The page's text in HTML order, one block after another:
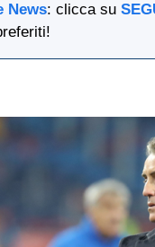
News: clicca su